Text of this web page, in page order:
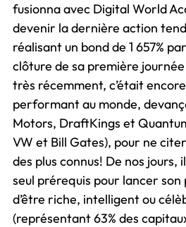
fusionna avec Digital World
devenir la dernière action
réalisant un bond de 1 657%
clôture de sa première journée
très récemment, c’était encore
performant au monde,
Motors, DraftKings et
VW et Bill Gates), pour ne
des plus connus! De nos jours,
seul prérequis pour lancer son
d’être riche, intelligent ou
(représentant 63% des